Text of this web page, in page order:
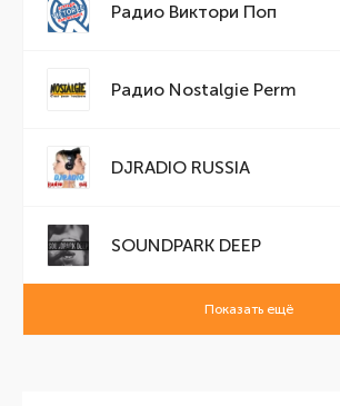
Радио Виктори Поп
Радио Nostalgie Perm
DJRADIO RUSSIA
SOUNDPARK DEEP
Показать ещё